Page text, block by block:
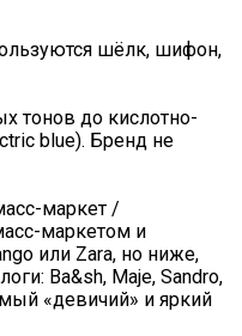
шёлк, шифон,
тонов до кислотно-
blue). Бренд не
маркет /
маркетом и
или Zara, но ниже,
Ba&sh, Maje, Sandro,
«девичий» и яркий